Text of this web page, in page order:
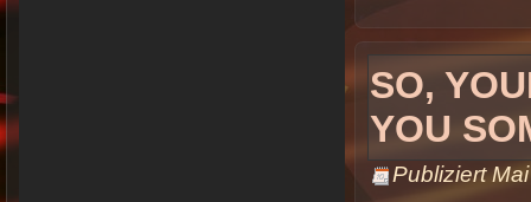
SO,
YOU
Publiziert